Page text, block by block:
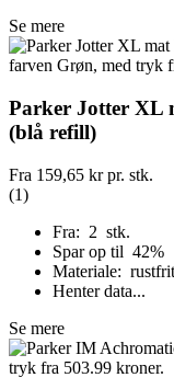
Se mere
Parker Jotter XL
(blå refill)
Fra 159,65 krpr. stk.
(1)
Fra: 2 stk.
Spar op til 42%
Materiale:
Henter data...
Se mere